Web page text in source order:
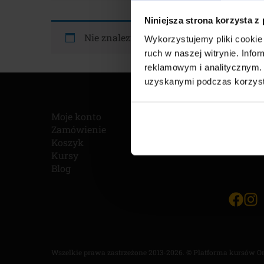
Niniejsza strona korzysta z
Wykorzystujemy pliki
ruch w naszej witrynie.
reklamowym i
uzyskanymi podczas
Nie znaleziono produktów, których
Moje konto
Zamówienie
Koszyk
Kursy
Blog
Wszelkie prawa zastrzeżone 2013-2026. © Platforma kursów